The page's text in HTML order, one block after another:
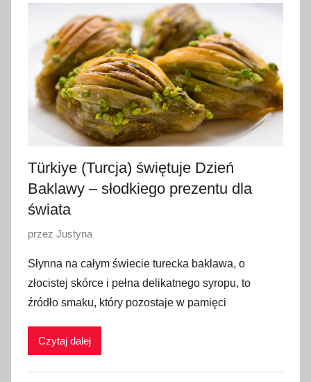
s
2
6
Türkiye (Turcja) świętuje Dzień
Baklawy – słodkiego prezentu dla
świata
O
u
b
l
i
przez Justyna
Słynna na całym świecie turecka baklawa, o
złocistej skórce i pełna delikatnego syropu, to
źródło smaku, który pozostaje w pamięci
Czytaj dalej